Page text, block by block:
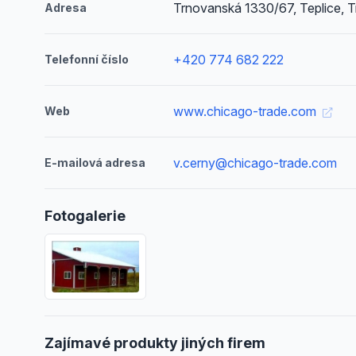
Adresa Trnovanská 1330/67, Teplice,
Telefonní číslo +420 774 682 222
Web www.chicago-trade.com
E-mailová adresa v.cerny@chicago-trade.com
Fotogalerie
Zajímavé produkty jiných firem